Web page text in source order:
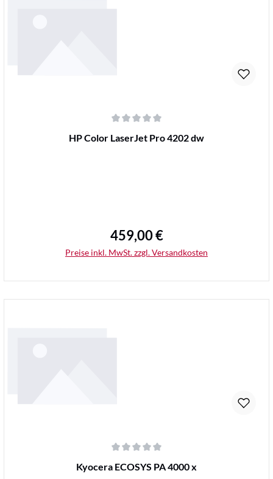
Durchschnittliche Bewertung von 0 von 5 Sternen
HP Color LaserJet Pro 4202 dw
Regulärer Preis:
459,00 €
Preise inkl. MwSt. zzgl. Versandkosten
Durchschnittliche Bewertung von 0 von 5 Sternen
Kyocera ECOSYS PA 4000 x